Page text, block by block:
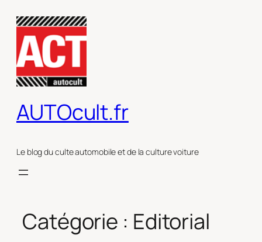
contenu
AUTOcult.fr
Le blog du culte automobile et de la culture voiture
Catégorie : Editorial